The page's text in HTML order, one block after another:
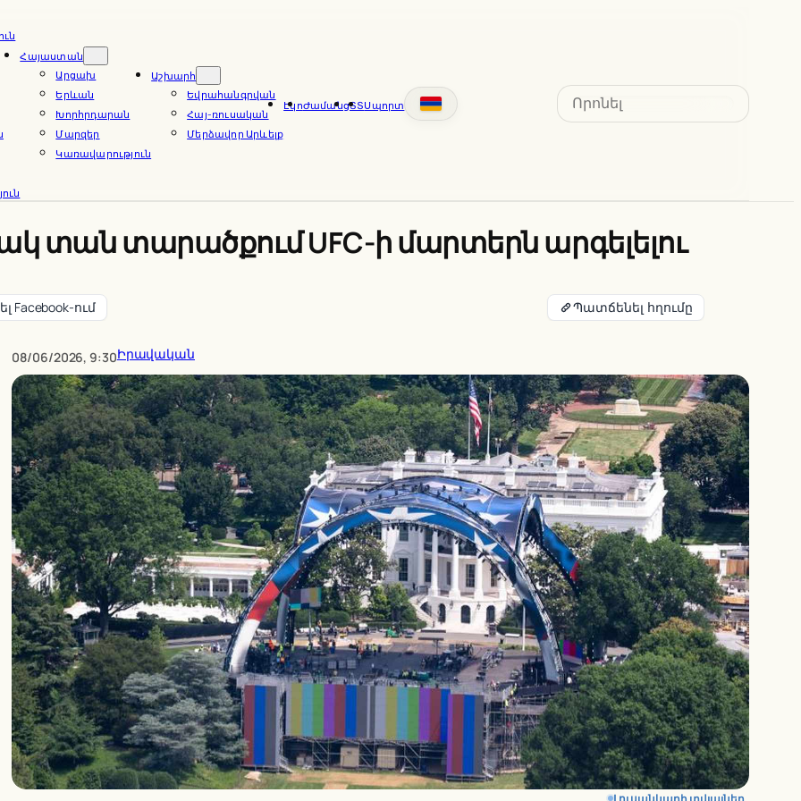
Հայաստան
Արցախ
Երևան
Խորհրդարան
Մարզեր
Կառավարություն
Աշխարհ
Եվրահանգրվան
Հայ-ռուսական
Մերձավոր Արևելք
ԷկոԺամանցՏՏՍպորտ
Search
տան տարածքում UFC-ի մարտերն արգելելու
Facebook-ում Պատճենել հղումը
08/06/2026, 9:30Իրավական